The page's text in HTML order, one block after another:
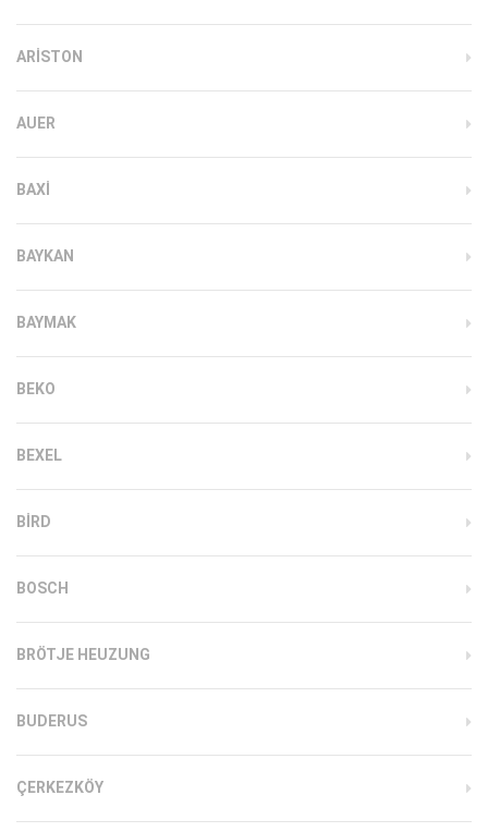
ARISTON
AUER
BAXI
BAYKAN
BAYMAK
BEKO
BEXEL
BIRD
BOSCH
BRÖTJE HEUZUNG
BUDERUS
ÇERKEZKÖY